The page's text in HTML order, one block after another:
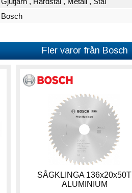
Bosch
Fler varor från Bosch
SÅGKLINGA 136x20x50T
ALUMINIUM